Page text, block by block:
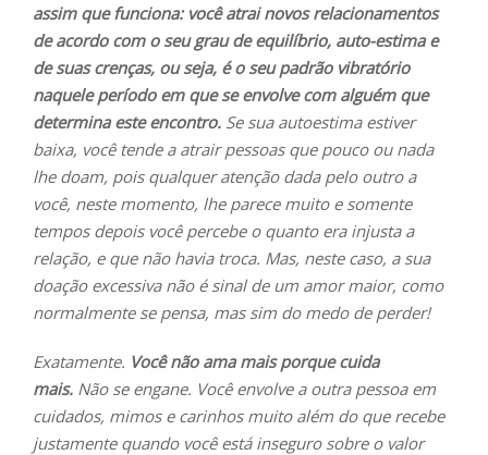
assim que funciona: você atrai novos relacionamentos
de acordo com o seu grau de equilíbrio, auto-estima e
de suas crenças, ou seja, é o seu padrão vibratório
naquele período em que se envolve com alguém que
determina este encontro. Se sua autoestima estiver
baixa, você tende a atrair pessoas que pouco ou nada
lhe doam, pois qualquer atenção dada pelo outro a
você, neste momento, lhe parece muito e somente
tempos depois você percebe o quanto era injusta a
relação, e que não havia troca. Mas, neste caso, a sua
doação excessiva não é sinal de um amor maior, como
normalmente se pensa, mas sim do medo de perder!
Exatamente. Você não ama mais porque cuida
mais. Não se engane. Você envolve a outra pessoa em
cuidados, mimos e carinhos muito além do que recebe
justamente quando você está inseguro sobre o valor